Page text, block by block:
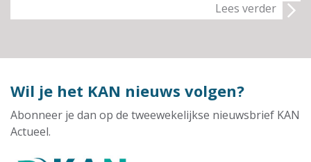
Lees verder
Wil je het KAN nieuws volgen?
Abonneer je dan op de tweewekelijkse nieuwsbrief KAN
Actueel.